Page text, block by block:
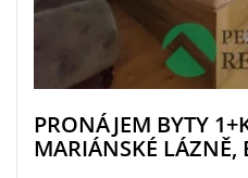
PRONÁJEM BYTY
MARIÁNSKÉ LÁZNĚ,